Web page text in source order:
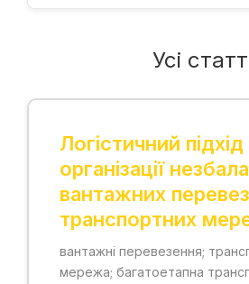
Усі
Логістичний підхід
організації
вантажних
транспортних
вантажні перевезення;
мережа; багатоетапна